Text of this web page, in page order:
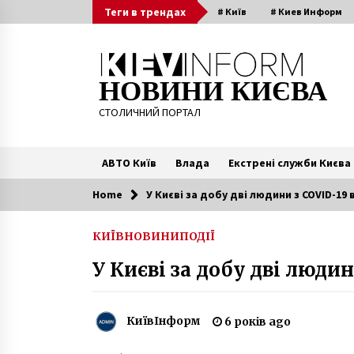
to
Теги в трендах # Київ # Киев Информ
НОВИНИ КИЄВА
СТОЛИЧНИЙ ПОРТАЛ
АВТО Київ Влада Екстрені служби Києва
Читають зараз
підтримки ВПО
10 місяців ago
Київ придбав понад 500 автобусів,
Home У Києві за добу дві людини з COVID-19
КИЇВНОВИНИПОДІЇ
У Києві за добу дві
КиївІнформ 6 років ago